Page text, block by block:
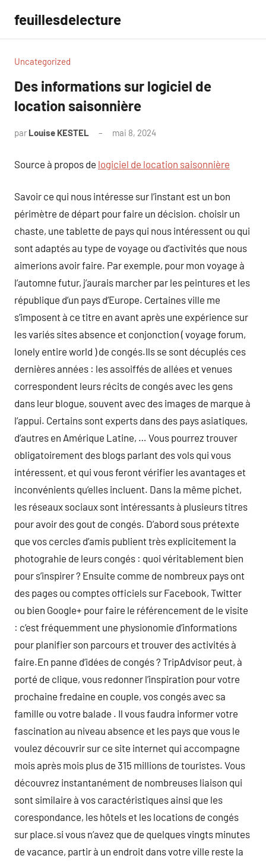
contenu
feuillesdelecture
Uncategorized
Des informations sur logiciel de
location saisonnière
par Louise KESTEL mai 8, 2024
Source à propos de logiciel de location saisonnière
Savoir ce qui nous intéresse sur l’instant est un bon
périmètre de départ pour faire un décision. choisir un
chaste, une tablette de pays qui nous intéressent ou qui
sont adaptés au type de voyage ou d’activités que nous
aimerions avoir faire. Par exemple, pour mon voyage à
l’automne futur, j’aurais marcher par les peintures et les
république d’un pays d’Europe. Certaines ville me
s’imposent à ce titre en avant après une expérience sur
les variés sites absence et conjonction ( voyage forum,
lonely entire world ) de congés.Ils se sont décuplés ces
dernières années : les assoiffés de allées et venues
correspondent leurs récits de congés avec les gens
dans leur blogue, souvent avec des images de marque à
l’appui. Certains sont experts dans des pays asiatiques,
d’autres en Amérique Latine, … Vous pourrez trouver
obligatoirement des blogs parlant des vols qui vous
intéressent, et qui vous feront vérifier les avantages et
inconvénients qu’elles incluent. Dans la même pichet,
les réseaux sociaux sont intéressants à plusieurs titres
pour avoir des gout de congés. D’abord sous prétexte
que vos cercles d’amis publient très explicitement la
photograhie de leurs congés : quoi véritablement bien
pour s’inspirer ? Ensuite comme de nombreux pays ont
des pages ou comptes officiels sur Facebook, Twitter
ou bien Google+ pour faire le référencement de le visite
: c’est fréquemment une physionomie d’informations
pour planifier son parcours et trouver des activités à
faire.En panne d’idées de congés ? TripAdvisor peut, à
porté de clique, vous redonner l’inspiration pour votre
prochaine fredaine en couple, vos congés avec sa
famille ou votre balade . Il vous faudra informer votre
fascination au niveau absence et les pays que vous le
voulez découvrir sur ce site internet qui accompagne
mois après mois plus de 315 millions de touristes. Vous
découvrez instantanément de nombreuses liaison qui
sont similaire à vos caractéristiques ainsi que les
corespondance, les hôtels et les locations de congés
sur place.si vous n’avez que de quelques vingts minutes
de vacance, partir à un endroit dans votre ville reste la